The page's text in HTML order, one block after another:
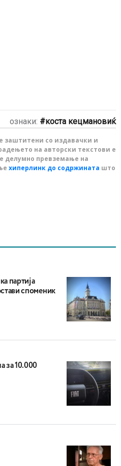
ознаки: коста кецмановиќ
заштитени со издавачки и
на авторски текстови е
делумно превземање на
хиперлинк до содржината што
партија
споменик
за 10.000